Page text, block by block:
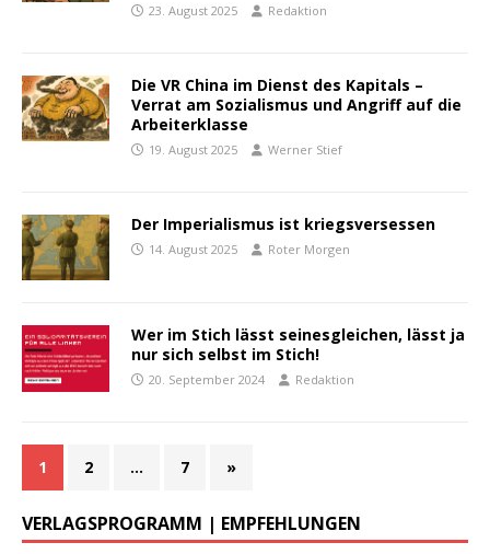
23. August 2025 Redaktion
Die VR China im Dienst des Kapitals –
Verrat am Sozialismus und Angriff auf die
Arbeiterklasse
19. August 2025 Werner Stief
Der Imperialismus ist kriegsversessen
14. August 2025 Roter Morgen
Wer im Stich lässt seinesgleichen, lässt ja
nur sich selbst im Stich!
20. September 2024 Redaktion
1 2 … 7 »
VERLAGSPROGRAMM | EMPFEHLUNGEN